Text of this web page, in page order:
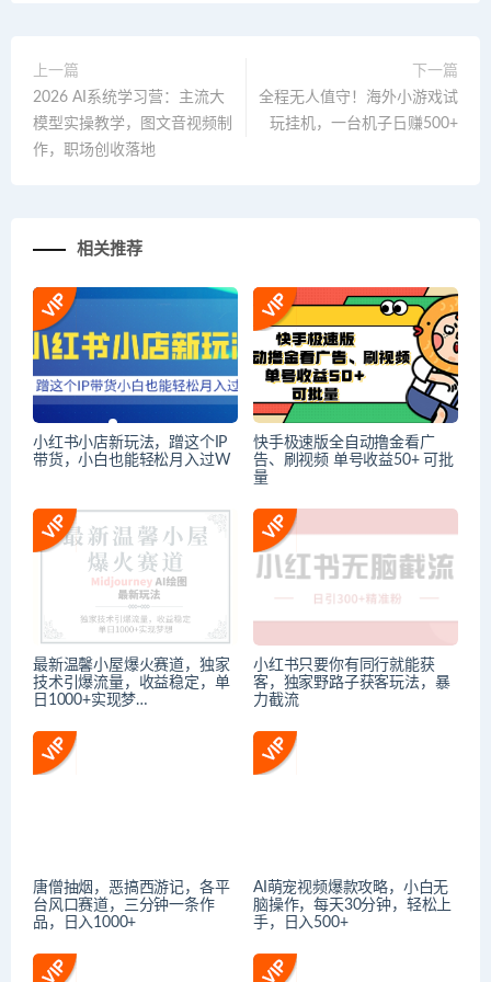
上一篇
2026 AI系统学习营：主流大
模型实操教学，图文音视频制
作，职场创收落地
下一篇
全程无人值守！海外小游戏试
玩挂机，一台机子日赚500+
相关推荐
小红书小店新玩法，蹭这个IP
带货，小白也能轻松月入过W
快手极速版全自动撸金看广
告、刷视频 单号收益50+ 可批
量
最新温馨小屋爆火赛道，独家
技术引爆流量，收益稳定，单
日1000+实现梦…
小红书只要你有同行就能获
客，独家野路子获客玩法，暴
力截流
唐僧抽烟，恶搞西游记，各平
台风口赛道，三分钟一条作
品，日入1000+
AI萌宠视频爆款攻略，小白无
脑操作，每天30分钟，轻松上
手，日入500+